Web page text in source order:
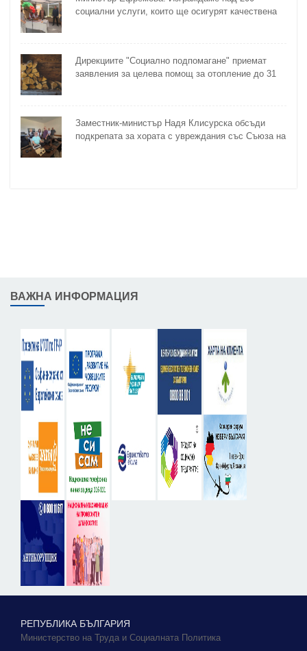
социални услуги, които ще осигурят качествена
Дирекциите "Социално подпомагане" приемат
заявления за целева помощ за отопление до 31
Заместник-министър Надя Клисурска обсъди
подкрепата за хората с увреждания със Съюза на
ВАЖНА ИНФОРМАЦИЯ
РЕПУБЛИКА БЪЛГАРИЯ
Министерство на Труда и Социалната Политика